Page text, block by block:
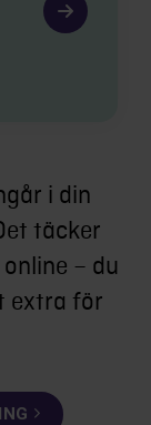
i din
täcker
– du
extra för